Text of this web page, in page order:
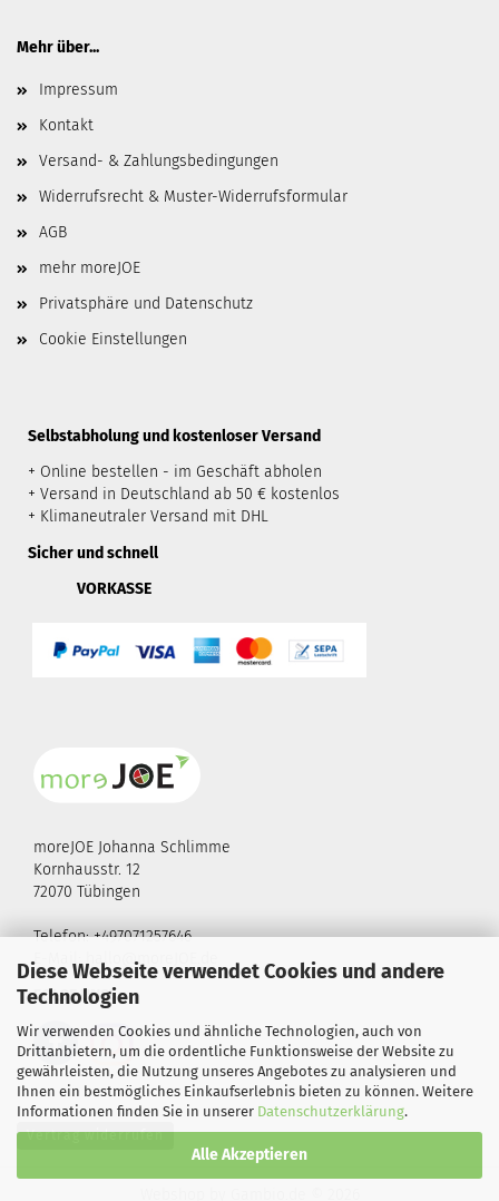
Diese Webseite verwendet Cookies und andere
Technologien
Wir verwenden Cookies und ähnliche Technologien, auch von
Drittanbietern, um die ordentliche Funktionsweise der Website zu
gewährleisten, die Nutzung unseres Angebotes zu analysieren und
Ihnen ein bestmögliches Einkaufserlebnis bieten zu können. Weitere
Informationen finden Sie in unserer Datenschutzerklärung.
Alle Akzeptieren
Mehr über...
Impressum
Kontakt
Versand- & Zahlungsbedingungen
Widerrufsrecht & Muster-Widerrufsformular
AGB
mehr moreJOE
Privatsphäre und Datenschutz
Cookie Einstellungen
​Selbstabholung und kostenloser Versand
+ Online bestellen - im Geschäft abholen
+ Versand in Deutschland ab 50 € kostenlos
+ Klimaneutraler Versand mit DHL
Sicher und schnell
VORKASSE
moreJOE Johanna Schlimme
Kornhausstr. 12
72070 Tübingen
Telefon: +497071257646
E-Mail:
hallo@moreJOE.de
FOLGE UNS!
Vertrag widerrufen